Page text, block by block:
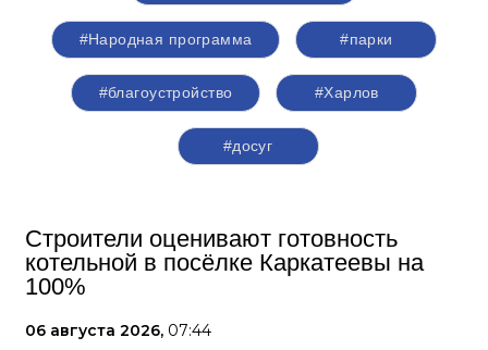
#Народная программа #парки
#благоустройство #Харлов
#досуг
Строители оценивают готовность
котельной в посёлке Каркатеевы на
100%
06 августа 2026, 07:44